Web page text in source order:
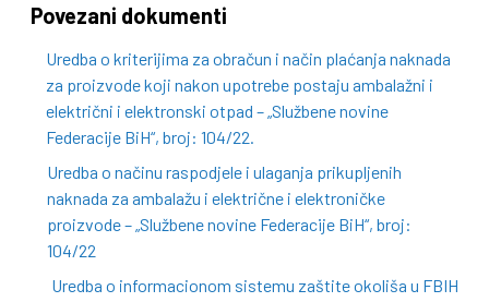
Povezani dokumenti
Uredba o kriterijima za obračun i način plaćanja naknada
za proizvode koji nakon upotrebe postaju ambalažni i
električni i elektronski otpad – „Službene novine
Federacije BiH“, broj: 104/22.
Uredba o načinu raspodjele i ulaganja prikupljenih
naknada za ambalažu i električne i elektroničke
proizvode – „Službene novine Federacije BiH“, broj:
104/22
Uredba o informacionom sistemu zaštite okoliša u FBIH